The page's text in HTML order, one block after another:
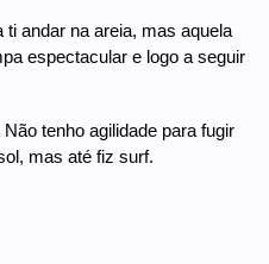
andar na areia, mas aquela
espectacular e logo a seguir
tenho agilidade para fugir
mas até fiz surf.